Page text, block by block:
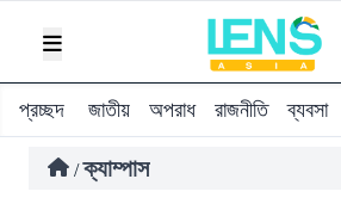
প্রচ্ছদ জাতীয় অপরাধ রাজনীতি ব্যবসা
/ ক্যাম্পাস